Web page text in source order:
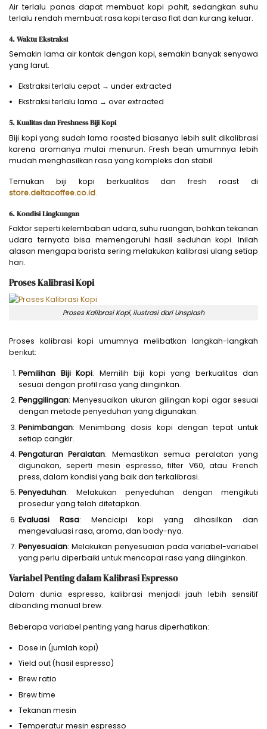
Air terlalu panas dapat membuat kopi pahit, sedangkan suhu
terlalu rendah membuat rasa kopi terasa flat dan kurang keluar.
4. Waktu Ekstraksi
Semakin lama air kontak dengan kopi, semakin banyak senyawa
yang larut.
Ekstraksi terlalu cepat → under extracted
Ekstraksi terlalu lama → over extracted
5. Kualitas dan Freshness Biji Kopi
Biji kopi yang sudah lama roasted biasanya lebih sulit dikalibrasi
karena aromanya mulai menurun. Fresh bean umumnya lebih
mudah menghasilkan rasa yang kompleks dan stabil.
Temukan biji kopi berkualitas dan fresh roast di
store.deltacoffee.co.id.
6. Kondisi Lingkungan
Faktor seperti kelembaban udara, suhu ruangan, bahkan tekanan
udara ternyata bisa memengaruhi hasil seduhan kopi. Inilah
alasan mengapa barista sering melakukan kalibrasi ulang setiap
hari.
Proses Kalibrasi Kopi
Proses Kalibrasi Kopi, ilustrasi dari Unsplash
Proses kalibrasi kopi umumnya melibatkan langkah-langkah
berikut:
Pemilihan Biji Kopi: Memilih biji kopi yang berkualitas dan
sesuai dengan profil rasa yang diinginkan.
Penggilingan: Menyesuaikan ukuran gilingan kopi agar sesuai
dengan metode penyeduhan yang digunakan.
Penimbangan: Menimbang dosis kopi dengan tepat untuk
setiap cangkir.
Pengaturan Peralatan: Memastikan semua peralatan yang
digunakan, seperti mesin espresso, filter V60, atau French
press, dalam kondisi yang baik dan terkalibrasi.
Penyeduhan: Melakukan penyeduhan dengan mengikuti
prosedur yang telah ditetapkan.
Evaluasi Rasa: Mencicipi kopi yang dihasilkan dan
mengevaluasi rasa, aroma, dan body-nya.
Penyesuaian: Melakukan penyesuaian pada variabel-variabel
yang perlu diperbaiki untuk mencapai rasa yang diinginkan.
Variabel Penting dalam Kalibrasi Espresso
Dalam dunia espresso, kalibrasi menjadi jauh lebih sensitif
dibanding manual brew.
Beberapa variabel penting yang harus diperhatikan:
Dose in (jumlah kopi)
Yield out (hasil espresso)
Brew ratio
Brew time
Tekanan mesin
Temperatur mesin espresso